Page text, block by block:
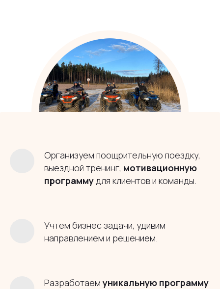
Организуем поощрительную поездку,
выездной тренинг, мотивационную
программудля клиентов и команды.
Учтем бизнес задачи, удивим
направлением и решением.
Разработаем уникальную программу